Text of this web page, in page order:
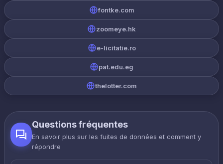
fontke.com
zoomeye.hk
e-licitatie.ro
pat.edu.eg
thelotter.com
Questions fréquentes
En savoir plus sur les fuites de données et comment y
répondre